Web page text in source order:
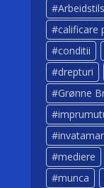
calificare
conditii
drepturi
Grønne
mediere
munca